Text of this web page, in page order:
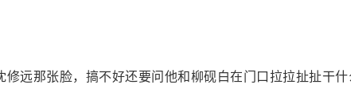
远那张脸，搞不好还要问他和柳砚白在门口拉拉扯扯干